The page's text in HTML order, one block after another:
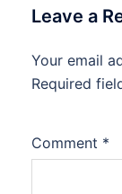
Leave a
Your email
Required
Comment *